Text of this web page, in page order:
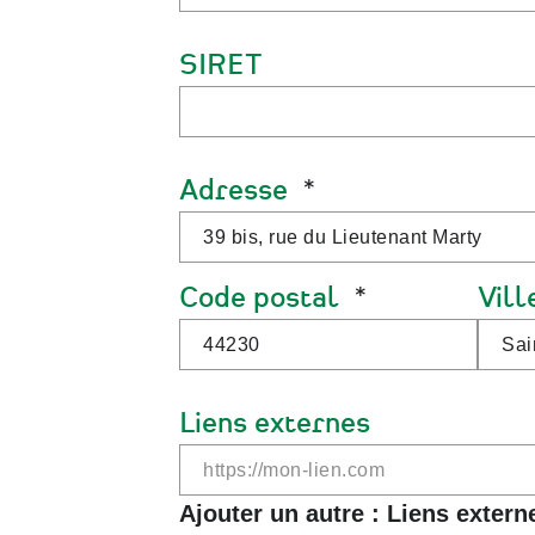
SIRET
Adresse
Code postal
Liens externes